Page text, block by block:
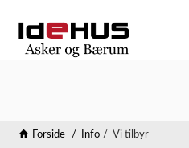
Forside Info Vi tilbyr